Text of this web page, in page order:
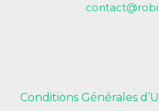
Conditions Générales